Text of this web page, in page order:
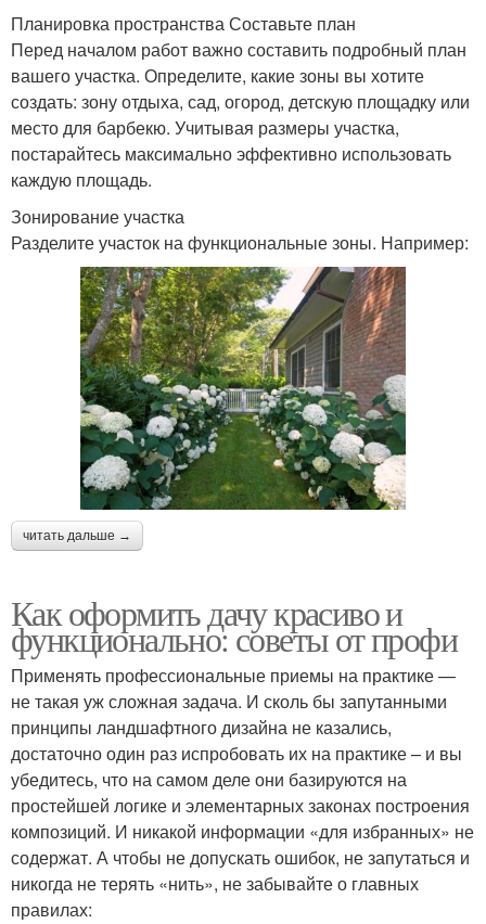
Планировка пространства Составьте план
Перед началом работ важно составить подробный план
вашего участка. Определите, какие зоны вы хотите
создать: зону отдыха, сад, огород, детскую площадку или
место для барбекю. Учитывая размеры участка,
постарайтесь максимально эффективно использовать
каждую площадь.
Зонирование участка
Разделите участок на функциональные зоны. Например:
читать дальше →
Как оформить дачу красиво и
функционально: советы от профи
Применять профессиональные приемы на практике —
не такая уж сложная задача. И сколь бы запутанными
принципы ландшафтного дизайна не казались,
достаточно один раз испробовать их на практике – и вы
убедитесь, что на самом деле они базируются на
простейшей логике и элементарных законах построения
композиций. И никакой информации «для избранных» не
содержат. А чтобы не допускать ошибок, не запутаться и
никогда не терять «нить», не забывайте о главных
правилах: